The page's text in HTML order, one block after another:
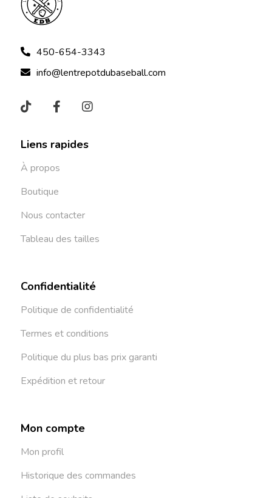
450-654-3343
info@lentrepotdubaseball.com
Liens rapides
À propos
Boutique
Nous contacter
Tableau des tailles
Confidentialité
Politique de confidentialité
Termes et conditions
Politique du plus bas prix garanti
Expédition et retour
Mon compte
Mon profil
Historique des commandes